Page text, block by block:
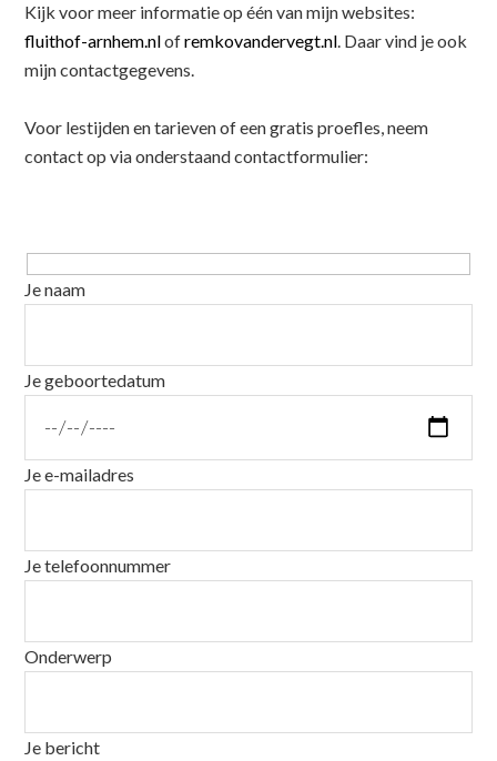
Kijk voor meer informatie op één van mijn websites:
fluithof-arnhem.nlofremkovandervegt.nl. Daar vind je ook
mijn contactgegevens.
Voor lestijden en tarieven of een gratis proefles, neem
contact op via onderstaand contactformulier:
Je naam
Je geboortedatum
Je e-mailadres
Je telefoonnummer
Onderwerp
Je bericht